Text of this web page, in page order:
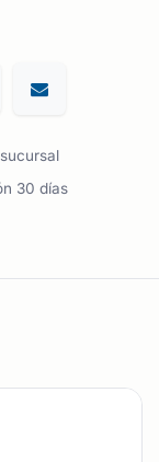
30 días